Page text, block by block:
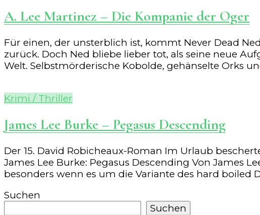
A. Lee Martinez – Die Kompanie der Oger
Für einen, der unsterblich ist, kommt Never Dead
zurück. Doch Ned bliebe lieber tot, als seine neue
Welt. Selbstmörderische Kobolde, gehänselte Orks
Krimi / Thriller
James Lee Burke – Pegasus Descending
Der 15. David Robicheaux-Roman Im Urlaub
James Lee Burke: Pegasus Descending Von James
besonders wenn es um die Variante des hard boiled
Suchen
Suchen